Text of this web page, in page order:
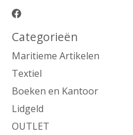
Categorieën
Maritieme Artikelen
Textiel
Boeken en Kantoor
Lidgeld
OUTLET